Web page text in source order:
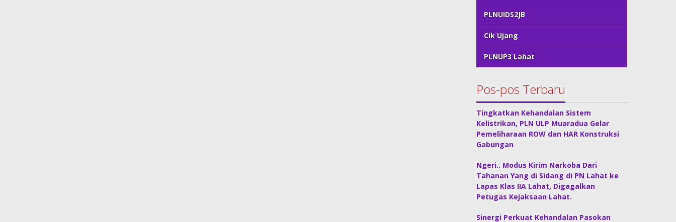
PLNUIDS2JB
Cik Ujang
PLNUP3 Lahat
Pos-pos Terbaru
Tingkatkan Kehandalan Sistem
Kelistrikan, PLN ULP Muaradua Gelar
Pemeliharaan ROW dan HAR Konstruksi
Gabungan
Ngeri.. Modus Kirim Narkoba Dari
Tahanan Yang di Sidang di PN Lahat ke
Lapas Klas IIA Lahat, Digagalkan
Petugas Kejaksaan Lahat.
Sinergi Perkuat Kehandalan Pasokan